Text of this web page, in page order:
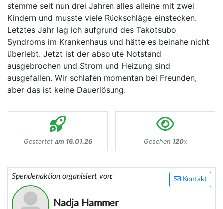
stemme seit nun drei Jahren alles alleine mit zwei
Kindern und musste viele Rückschläge einstecken.
Letztes Jahr lag ich aufgrund des Takotsubo
Syndroms im Krankenhaus und hätte es beinahe nicht
überlebt. Jetzt ist der absolute Notstand
ausgebrochen und Strom und Heizung sind
ausgefallen. Wir schlafen momentan bei Freunden,
aber das ist keine Dauerlösung.
Gestartet am 16.01.26 Gesehen 120x
Kontakt
Spendenaktion organisiert von:
Nadja Hammer